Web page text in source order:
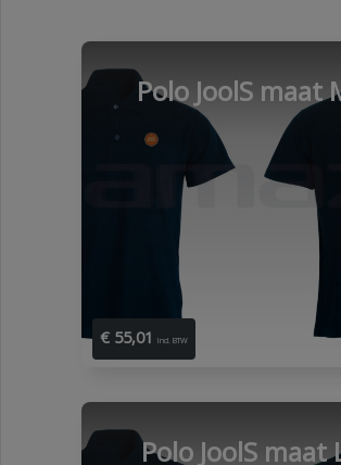
Polo JoolS maat
€ 55,01 Incl. BTW
Polo JoolS maat